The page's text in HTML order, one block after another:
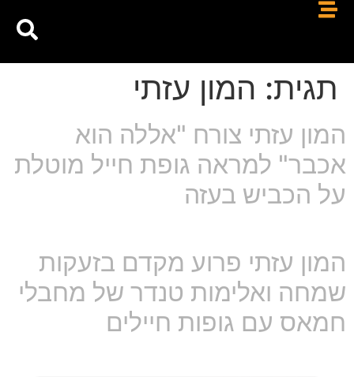
תגית: המון עזתי
המון עזתי צורח "אללה הוא
אכבר" למראה גופת חייל מוטלת
על הכביש בעזה
המון עזתי פרוע מקדם בזעקות
שמחה ואלימות טנדר של מחבלי
חמאס עם גופות חיילים